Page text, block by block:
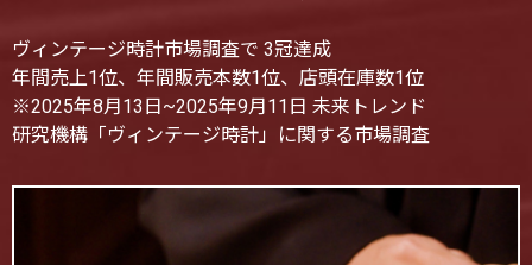
ヴィンテージ時計市場調査で 3冠達成
年間売上1位、年間販売本数1位、店頭在庫数1位
※2025年8月13日~2025年9月11日 未来トレンド
研究機構「ヴィンテージ時計」に関する市場調査